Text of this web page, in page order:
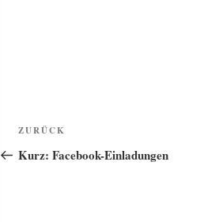
Beitragsnavigation
Vorheriger
Beitrag
ZURÜCK
Kurz: Facebook-Einladungen